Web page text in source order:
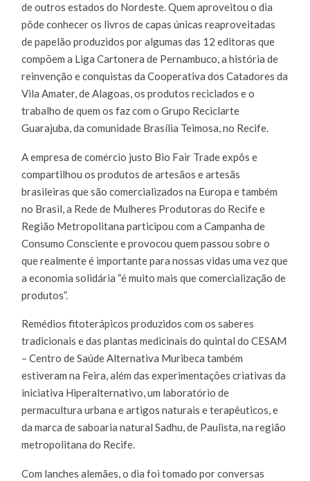
de outros estados do Nordeste. Quem aproveitou o dia
pôde conhecer os livros de capas únicas reaproveitadas
de papelão produzidos por algumas das 12 editoras que
compõem a Liga Cartonera de Pernambuco, a história de
reinvenção e conquistas da Cooperativa dos Catadores da
Vila Amater, de Alagoas, os produtos reciclados e o
trabalho de quem os faz com o Grupo Reciclarte
Guarajuba, da comunidade Brasília Teimosa, no Recife.
A empresa de comércio justo Bio Fair Trade expôs e
compartilhou os produtos de artesãos e artesãs
brasileiras que são comercializados na Europa e também
no Brasil, a Rede de Mulheres Produtoras do Recife e
Região Metropolitana participou com a Campanha de
Consumo Consciente e provocou quem passou sobre o
que realmente é importante para nossas vidas uma vez que
a economia solidária “é muito mais que comercialização de
produtos”.
Remédios fitoterápicos produzidos com os saberes
tradicionais e das plantas medicinais do quintal do CESAM
– Centro de Saúde Alternativa Muribeca também
estiveram na Feira, além das experimentações criativas da
iniciativa Hiperalternativo, um laboratório de
permacultura urbana e artigos naturais e terapêuticos, e
da marca de saboaria natural Sadhu, de Paulista, na região
metropolitana do Recife.
Com lanches alemães, o dia foi tomado por conversas